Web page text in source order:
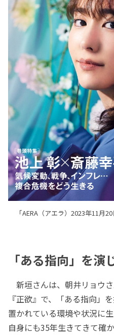
「AERA（アエラ）2023年11月
「ある指向」を演
新垣さんは、朝井リョウ
『正欲』で、「ある指向」
置かれている環境や状況に
自身にも35年生きてきて確